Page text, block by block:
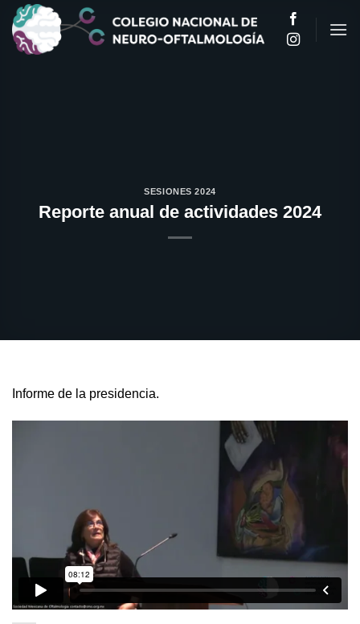
Saltar
contenido
SESIONES 2024
Reporte anual de actividades 2024
Informe de la presidencia.